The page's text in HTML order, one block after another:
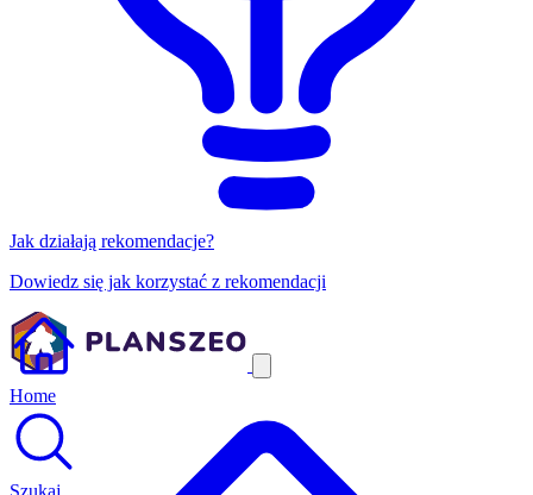
Jak działają rekomendacje?
Dowiedz się jak korzystać z rekomendacji
Home
Szukaj